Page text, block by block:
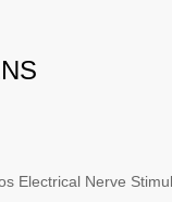
Electrical Nerve